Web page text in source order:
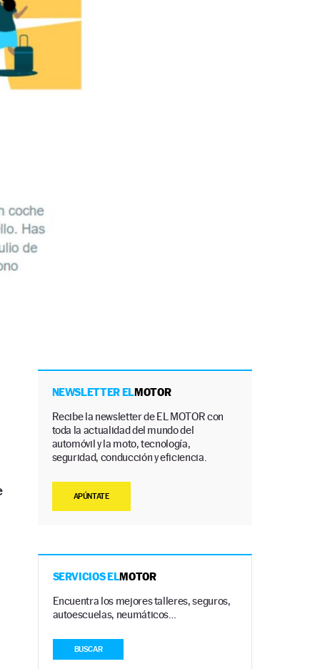
NEWSLETTER ELMOTOR
Recibe la newsletter de EL MOTOR con
toda la actualidad del mundo del
automóvil y la moto, tecnología,
seguridad, conducción y eficiencia.
APÚNTATE
SERVICIOS ELMOTOR
Encuentra los mejores talleres, seguros,
autoescuelas, neumáticos…
BUSCAR